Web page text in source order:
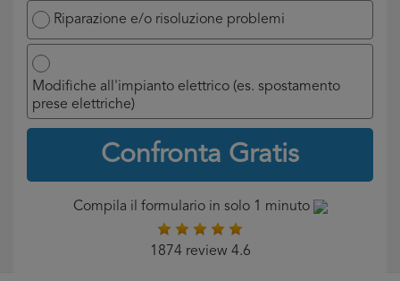
Riparazione e/o risoluzione problemi
Modifiche all'impianto elettrico (es. spostamento
prese elettriche)
Confronta Gratis
Compila il formulario in solo 1 minuto
1874 review 4.6